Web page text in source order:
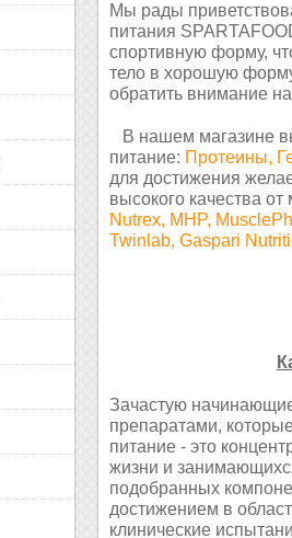
Мы рады
питания
спортивную форму,
тело в хорошую
обратить внимание
В нашем магазине
питание: Протеины,
для достижения
высокого качества
Nutrex, MHP,
Twinlab, Gaspari
Зачастую
препаратами,
питание - это
жизни и
подобранных
достижением в
клинические